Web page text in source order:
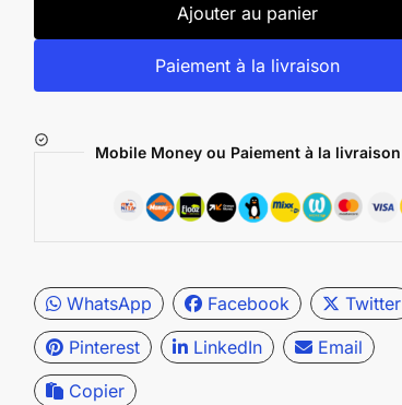
Ajouter au panier
Paiement à la livraison
Mobile Money ou Paiement à la livraison
WhatsApp Facebook
Twitter
Pinterest
LinkedIn
Email
Copier